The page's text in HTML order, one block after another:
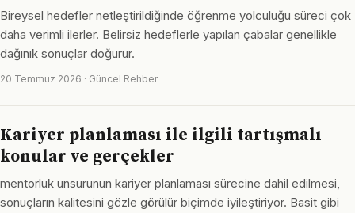
Bireysel hedefler netleştirildiğinde öğrenme yolculuğu süreci çok
daha verimli ilerler. Belirsiz hedeflerle yapılan çabalar genellikle
dağınık sonuçlar doğurur.
20 Temmuz 2026 · Güncel Rehber
Kariyer planlaması ile ilgili tartışmalı
konular ve gerçekler
mentorluk unsurunun kariyer planlaması sürecine dahil edilmesi,
sonuçların kalitesini gözle görülür biçimde iyileştiriyor. Basit gibi